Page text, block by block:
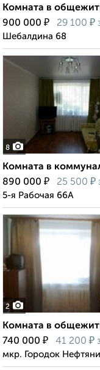
Комната в
900 000 ₽ 29 100 ₽
Шебалдина 68
8
Комната в
890 000 ₽ 25 500 ₽
5-я Рабочая 66А
2
Комната в
740 000 ₽ 41 200 ₽
мкр. Городок